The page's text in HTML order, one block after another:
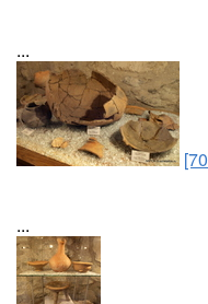
...
...